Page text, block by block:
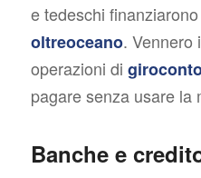
e tedeschi
oltreoceano. Vennero
operazioni di
pagare senza usare la
Banche e